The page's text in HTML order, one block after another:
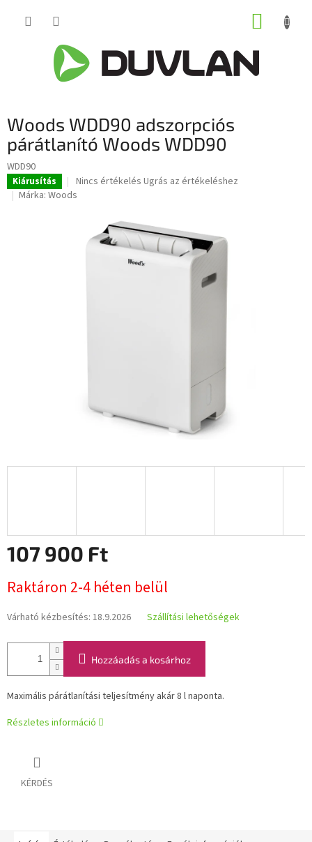
KOSÁR
Woods WDD90 adszorpciós
párátlanító Woods WDD90
WDD90
Kiárusítás
A
termék
értékelése
Nincs értékelés Ugrás az értékeléshez
Márka: Woods
107 900 Ft
Raktáron 2-4 héten belül
Várható kézbesítés: 18.9.2026 Szállítási lehetőségek
Hozzáadás a kosárhoz
Maximális párátlanítási teljesítmény akár 8 l naponta.
Részletes információ
KÉRDÉS